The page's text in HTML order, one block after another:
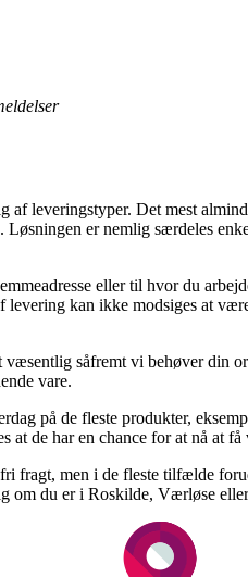
af leveringstyper. Det mest
er nemlig særdeles
eller til hvor du
kan ikke modsiges at
såfremt vi behøver din
vare.
på de fleste produkter,
de har en chance for at nå at
fragt, men i de fleste tilfælde
om du er i Roskilde, Værløse